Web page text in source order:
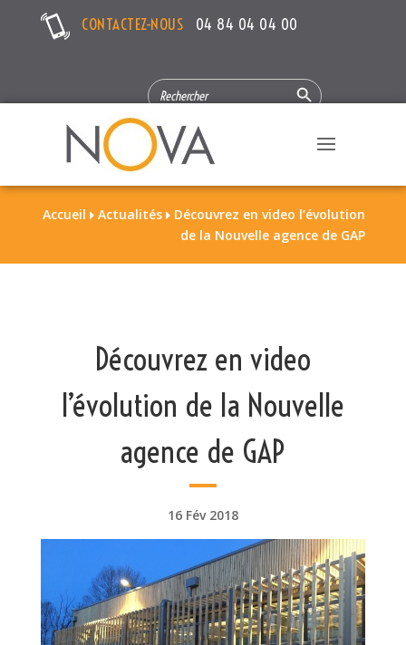
CONTACTEZ-NOUS 04 84 04 04 00
SEARCH
FOR:
Search Button
Accueil  Actualités  Découvrez en video l’évolution
de la Nouvelle agence de GAP
Découvrez en video
l’évolution de la Nouvelle
agence de GAP
16 Fév 2018